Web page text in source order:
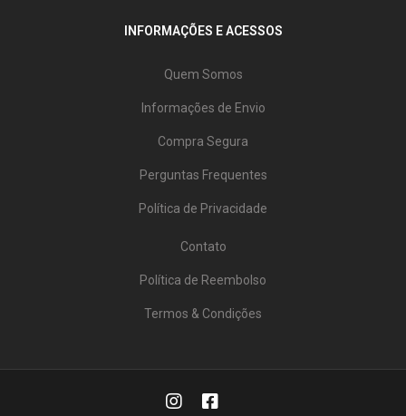
INFORMAÇÕES E ACESSOS
Quem Somos
Informações de Envio
Compra Segura
Perguntas Frequentes
Política de Privacidade
Contato
Política de Reembolso
Termos & Condições